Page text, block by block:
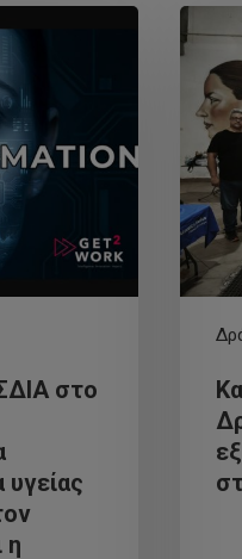
στο
η